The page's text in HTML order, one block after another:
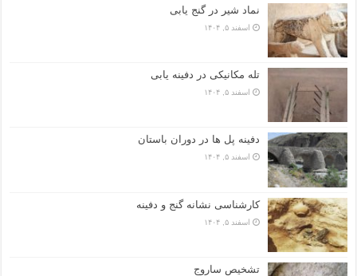
نماد شیر در گنج یابی
اسفند ۵, ۱۴۰۴
تله مکانیکی در دفینه یابی
اسفند ۵, ۱۴۰۴
دفینه پل ها در دوران باستان
اسفند ۵, ۱۴۰۴
کارشناسی نشانه گنج و دفینه
اسفند ۵, ۱۴۰۴
تشخیص ساروج